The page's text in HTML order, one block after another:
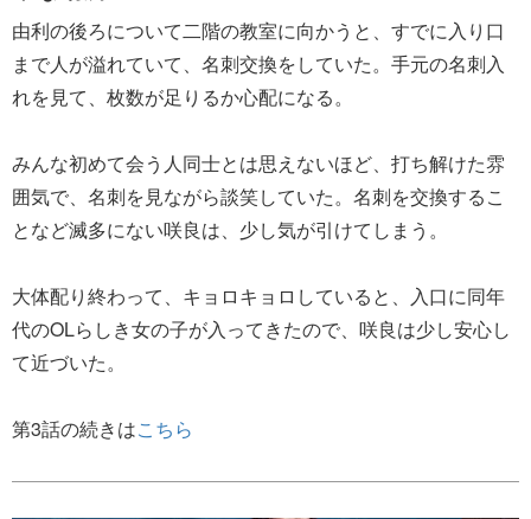
由利の後ろについて二階の教室に向かうと、すでに入り口
まで人が溢れていて、名刺交換をしていた。手元の名刺入
れを見て、枚数が足りるか心配になる。
みんな初めて会う人同士とは思えないほど、打ち解けた雰
囲気で、名刺を見ながら談笑していた。名刺を交換するこ
となど滅多にない咲良は、少し気が引けてしまう。
大体配り終わって、キョロキョロしていると、入口に同年
代のOLらしき女の子が入ってきたので、咲良は少し安心し
て近づいた。
第3話の続きはこちら